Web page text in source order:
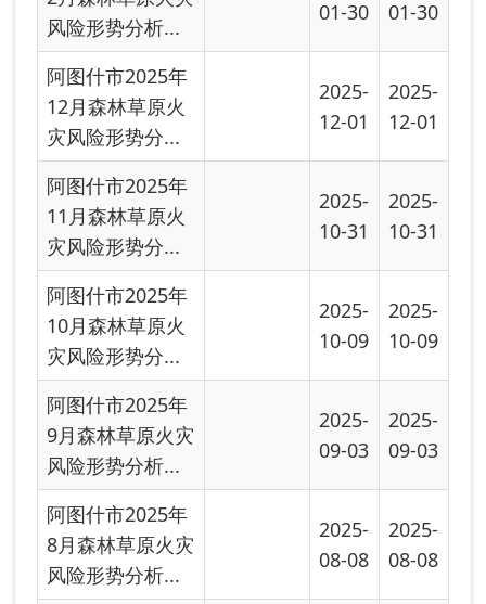
9月森林草原火灾
风险形势分析...
09-03
阿图什市2025年
8月森林草原火灾
风险形势分析...
2025-
08-08
7月森林草原火灾
风险形势分析...
07-03
阿图什市2025年
6月森林草原火灾
风险形势分析...
2025-
2025-
06-04
阿图什市2025年
5月森林草原火灾
风险形势分析...
阿图什市2025年
4月森林草原火灾
风险形势分析...
2025-
首页 上一页
下一页